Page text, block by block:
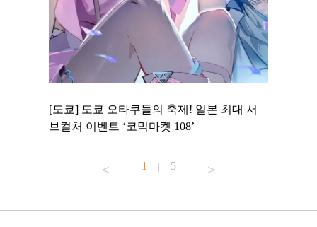
[도쿄] 도쿄 오타쿠들의 축제! 일본 최대 서
브컬처 이벤트 ‘코믹마켓 108’
1 | 5